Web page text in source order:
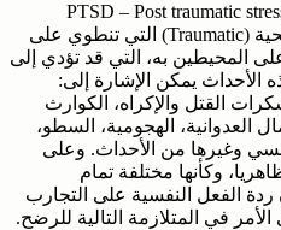
(PTSD – Post traumatic
disorder) ينجم من الأحداث الرضحية (Traumatic) التي تنطوي على
به، التي قد تؤدي إلى
يمكن الإشارة إلى:
القتل والإكراه، الكوارث
العدوانية، الهجومية، السطو،
وغيرها من الأحداث. وعلى
وكأنها مختلفة تمام
ردة الفعل النفسية على التجارب
في المتلازمة التالية للرضح.